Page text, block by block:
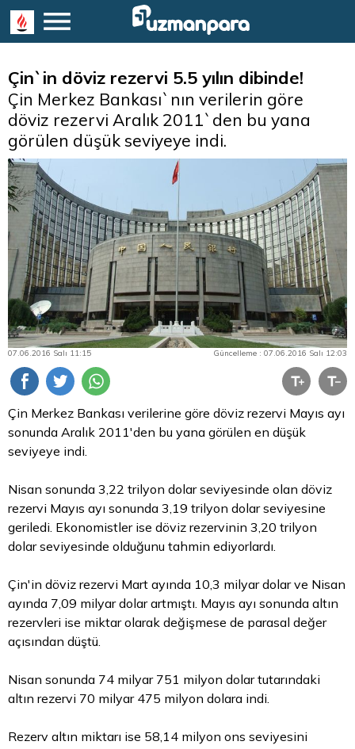
Çin`in döviz rezervi 5.5 yılın dibinde!
Çin Merkez Bankası`nın verilerin göre
döviz rezervi Aralık 2011`den bu yana
görülen düşük seviyeye indi.
07.06.2016 Salı 11:15 Güncelleme : 07.06.2016 Salı 12:03
Çin Merkez Bankası verilerine göre döviz rezervi Mayıs ayı
sonunda Aralık 2011'den bu yana görülen en düşük
seviyeye indi.
Nisan sonunda 3,22 trilyon dolarseviyesinde olan döviz
rezervi Mayıs ayı sonunda 3,19 trilyon dolar seviyesine
geriledi. Ekonomistler ise döviz rezervinin 3,20 trilyon
dolar seviyesinde olduğunu tahmin ediyorlardı.
Çin'in döviz rezervi Mart ayında 10,3 milyar dolar ve Nisan
ayında 7,09 milyar dolar artmıştı. Mayıs ayı sonunda altın
rezervleri ise miktar olarak değişmese de parasal değer
açısından düştü.
Nisan sonunda 74 milyar 751 milyon dolar tutarındaki
altın rezervi 70 milyar 475 milyon dolara indi.
Rezerv altın miktarı ise 58,14 milyon ons seviyesini